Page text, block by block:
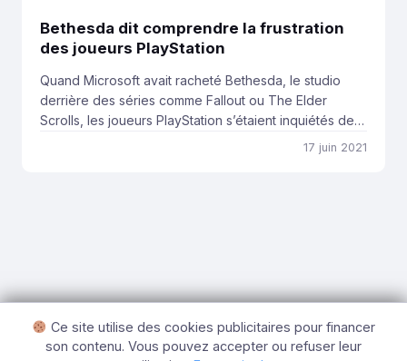
Bethesda dit comprendre la frustration
des joueurs PlayStation
Quand Microsoft avait racheté Bethesda, le studio
derrière des séries comme Fallout ou The Elder
Scrolls, les joueurs PlayStation s’étaient inquiétés de
ne plus pouvoir profiter de ces titres et de ceux à17 juin 2021
Ce site utilise des cookies publicitaires pour financer
son contenu. Vous pouvez accepter ou refuser leur